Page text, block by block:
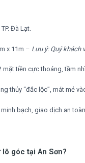
Đà Lạt.
x 11m – Lưu ý: Quý khách
mặt tiền cực thoáng, tầm
thủy “đắc lộc”, mát mẻ
bạch, giao dịch an
góc tại An Sơn?